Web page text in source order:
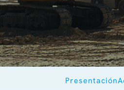
Presentación